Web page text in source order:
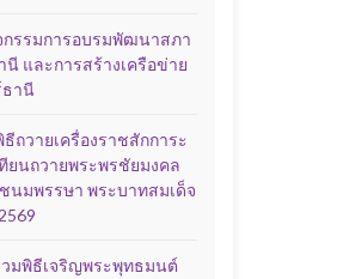
กรรมการอบรมพัฒนาสภา
และการสร้างเครือข่าย
ธานี
ถวายเครื่องราชสักการะ
ยนถวายพระพรชัยมงคล
นมพรรษา พระบาทสมเด็จ
วมพิธีเจริญพระพุทธมนต์